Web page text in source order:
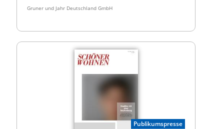
Gruner und Jahr Deutschland GmbH
Publikumspresse